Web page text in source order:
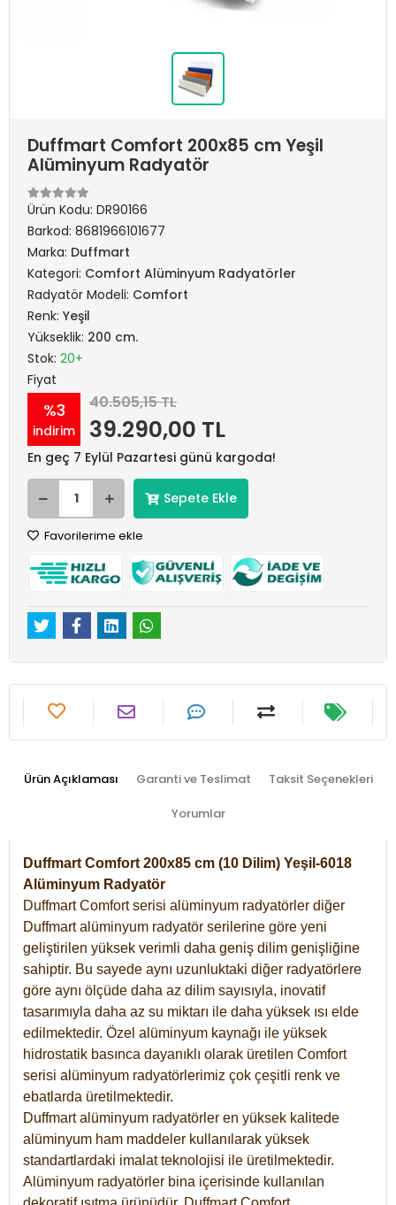
Duffmart Comfort 200x85 cm Yeşil
Alüminyum Radyatör
Ürün Kodu: DR90166
Barkod: 8681966101677
Marka: Duffmart
Kategori: Comfort Alüminyum Radyatörler
Radyatör Modeli: Comfort
Renk: Yeşil
Yükseklik: 200 cm.
Stok: 20+
Fiyat
%3
indirim
40.505,15 TL
39.290,00 TL
En geç 7 Eylül Pazartesi günü kargoda!
Sepete Ekle
Favorilerime ekle
Ürün Açıklaması Garanti ve Teslimat Taksit Seçenekleri
Yorumlar
Duffmart Comfort 200x85 cm (10 Dilim) Yeşil-6018
Alüminyum Radyatör
Duffmart Comfort serisi alüminyum radyatörler diğer
Duffmart alüminyum radyatör serilerine göre yeni
geliştirilen yüksek verimli daha geniş dilim genişliğine
sahiptir. Bu sayede aynı uzunluktaki diğer radyatörlere
göre aynı ölçüde daha az dilim sayısıyla, inovatif
tasarımıyla daha az su miktarı ile daha yüksek ısı elde
edilmektedir. Özel alüminyum kaynağı ile yüksek
hidrostatik basınca dayanıklı olarak üretilen Comfort
serisi alüminyum radyatörlerimiz çok çeşitli renk ve
ebatlarda üretilmektedir.
Duffmart alüminyum radyatörler en yüksek kalitede
alüminyum ham maddeler kullanılarak yüksek
standartlardaki imalat teknolojisi ile üretilmektedir.
Alüminyum radyatörler bina içerisinde kullanılan